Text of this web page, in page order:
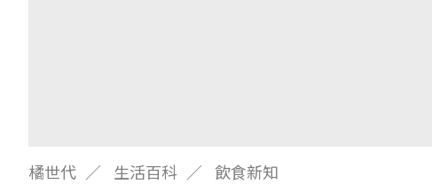
橘世代 生活百科 飲食新知